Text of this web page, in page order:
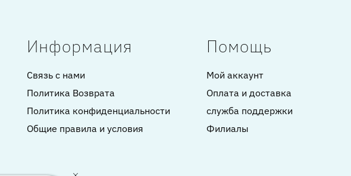
Информация
Связь с нами
Политика Возврата
Политика конфиденциальности
Общие правила и условия
Помощь
Мой аккаунт
Оплата и доставка
служба поддержки
Филиалы